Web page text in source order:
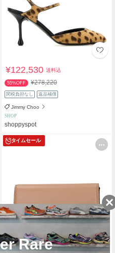
¥122,530送料込
55%OFF ¥278,220
関税負担なし 返品補償
Jimmy Choo
SHOP
shoppyspot
タイムセール